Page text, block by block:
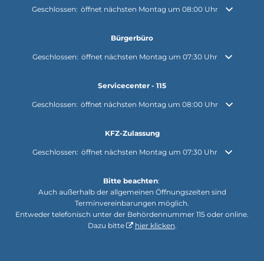
Klicken, um weitere Öffnungs- oder Schließzeiten auszublenden
Geschlossen: öffnet nächsten Montag um 08:00 Uhr
Bürgerbüro
Klicken, um weitere Öffnungs- oder Schließzeiten auszublenden
Geschlossen: öffnet nächsten Montag um 07:30 Uhr
Servicecenter - 115
Klicken, um weitere Öffnungs- oder Schließzeiten auszublenden
Geschlossen: öffnet nächsten Montag um 08:00 Uhr
KFZ-Zulassung
Klicken, um weitere Öffnungs- oder Schließzeiten auszublenden
Geschlossen: öffnet nächsten Montag um 07:30 Uhr
Bitte beachten:
Auch außerhalb der allgemeinen Öffnungszeiten sind
Terminvereinbarungen möglich.
Entweder telefonisch unter der Behördennummer 115 oder online.
Dazu bitte
hier klicken.